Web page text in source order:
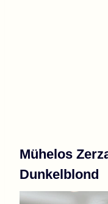
Mühelos
Dunkelblond